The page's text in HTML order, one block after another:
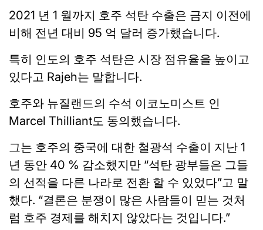
2021 년 1 월까지 호주 석탄 수출은 금지 이전에
비해 전년 대비 95 억 달러 증가했습니다.
특히 인도의 호주 석탄은 시장 점유율을 높이고
있다고 Rajeh는 말합니다.
호주와 뉴질랜드의 수석 이코노미스트 인
Marcel Thilliant도 동의했습니다.
그는 호주의 중국에 대한 철광석 수출이 지난 1
년 동안 40 % 감소했지만 “석탄 광부들은 그들
의 선적을 다른 나라로 전환 할 수 있었다”고 말
했다. “결론은 분쟁이 많은 사람들이 믿는 것처
럼 호주 경제를 해치지 않았다는 것입니다.”